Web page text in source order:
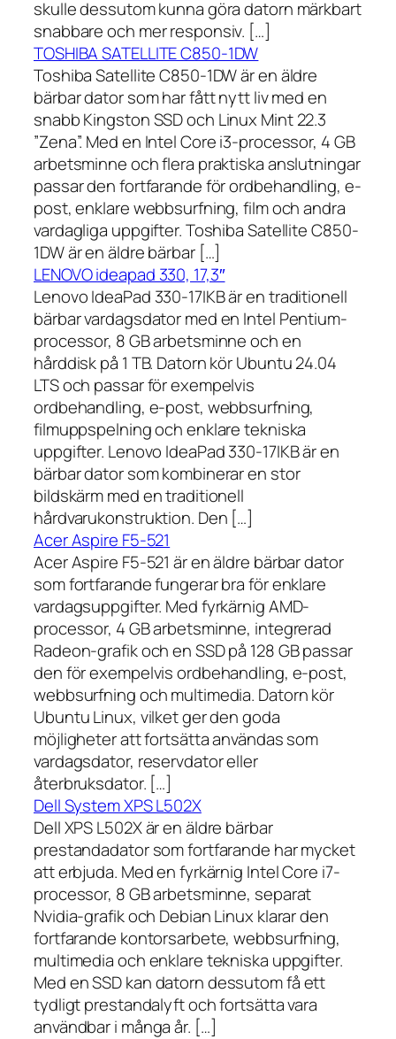
skulle dessutom kunna göra datorn märkbart
snabbare och mer responsiv. […]
TOSHIBA SATELLITE C850-1DW
Toshiba Satellite C850-1DW är en äldre
bärbar dator som har fått nytt liv med en
snabb Kingston SSD och Linux Mint 22.3
”Zena”. Med en Intel Core i3-processor, 4 GB
arbetsminne och flera praktiska anslutningar
passar den fortfarande för ordbehandling, e-
post, enklare webbsurfning, film och andra
vardagliga uppgifter. Toshiba Satellite C850-
1DW är en äldre bärbar […]
LENOVO ideapad 330, 17,3″
Lenovo IdeaPad 330-17IKB är en traditionell
bärbar vardagsdator med en Intel Pentium-
processor, 8 GB arbetsminne och en
hårddisk på 1 TB. Datorn kör Ubuntu 24.04
LTS och passar för exempelvis
ordbehandling, e-post, webbsurfning,
filmuppspelning och enklare tekniska
uppgifter. Lenovo IdeaPad 330-17IKB är en
bärbar dator som kombinerar en stor
bildskärm med en traditionell
hårdvarukonstruktion. Den […]
Acer Aspire F5-521
Acer Aspire F5-521 är en äldre bärbar dator
som fortfarande fungerar bra för enklare
vardagsuppgifter. Med fyrkärnig AMD-
processor, 4 GB arbetsminne, integrerad
Radeon-grafik och en SSD på 128 GB passar
den för exempelvis ordbehandling, e-post,
webbsurfning och multimedia. Datorn kör
Ubuntu Linux, vilket ger den goda
möjligheter att fortsätta användas som
vardagsdator, reservdator eller
återbruksdator. […]
Dell System XPS L502X
Dell XPS L502X är en äldre bärbar
prestandadator som fortfarande har mycket
att erbjuda. Med en fyrkärnig Intel Core i7-
processor, 8 GB arbetsminne, separat
Nvidia-grafik och Debian Linux klarar den
fortfarande kontorsarbete, webbsurfning,
multimedia och enklare tekniska uppgifter.
Med en SSD kan datorn dessutom få ett
tydligt prestandalyft och fortsätta vara
användbar i många år. […]